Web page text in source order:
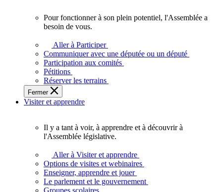
plein
potentiel,
l'Assemblée
a
besoin
de
Pour fonctionner à son plein potentiel, l'Assemblée a
besoin de vous.
Aller à Participer
Communiquer avec une députée ou un député
Participation aux comités
Pétitions
Réserver les terrains
Fermer
Visiter et apprendre
voir,
Il y a tant à voir, à apprendre et à découvrir à
l'Assemblée législative.
Aller à Visiter et apprendre
Options de visites et webinaires
Enseigner, apprendre et jouer
Le parlement et le gouvernement
Groupes scolaires